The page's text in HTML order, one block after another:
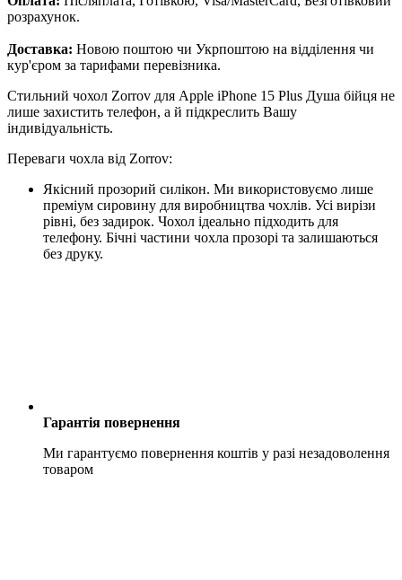
розрахунок.
Доставка: Новою поштою чи Укрпоштою на відділення чи
кур'єром за тарифами перевізника.
Стильний чохол Zorrov для Apple iPhone 15 Plus Душа бійця не
лише захистить телефон, а й підкреслить Вашу
індивідуальність.
Переваги чохла від Zorrov:
Якісний прозорий силікон. Ми використовуємо лише
преміум сировину для виробництва чохлів. Усі вирізи
рівні, без задирок. Чохол ідеально підходить для
телефону. Бічні частини чохла прозорі та залишаються
без друку.
Гарантія повернення
Ми гарантуємо повернення коштів у разі незадоволення
товаром